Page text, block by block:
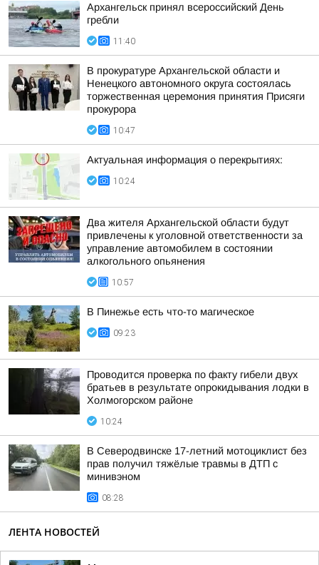
Архангельск принял всероссийский День
гребли
11:40
В прокуратуре Архангельской области и
Ненецкого автономного округа состоялась
торжественная церемония принятия Присяги
прокурора
10:47
Актуальная информация о перекрытиях:
10:24
Два жителя Архангельской области будут
привлечены к уголовной ответственности за
управление автомобилем в состоянии
алкогольного опьянения
10:57
В Пинежье есть что-то магическое
09:23
Проводится проверка по факту гибели двух
братьев в результате опрокидывания лодки в
Холмогорском районе
10:24
В Северодвинске 17-летний мотоциклист без
прав получил тяжёлые травмы в ДТП с
минивэном
08:28
ЛЕНТА НОВОСТЕЙ